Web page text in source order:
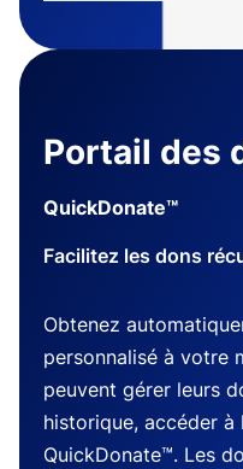
Portail des
QuickDonate™
Facilitez les dons
Obtenez
personnalisé à votre
peuvent gérer leurs
historique, accéder à
QuickDonate™. Les